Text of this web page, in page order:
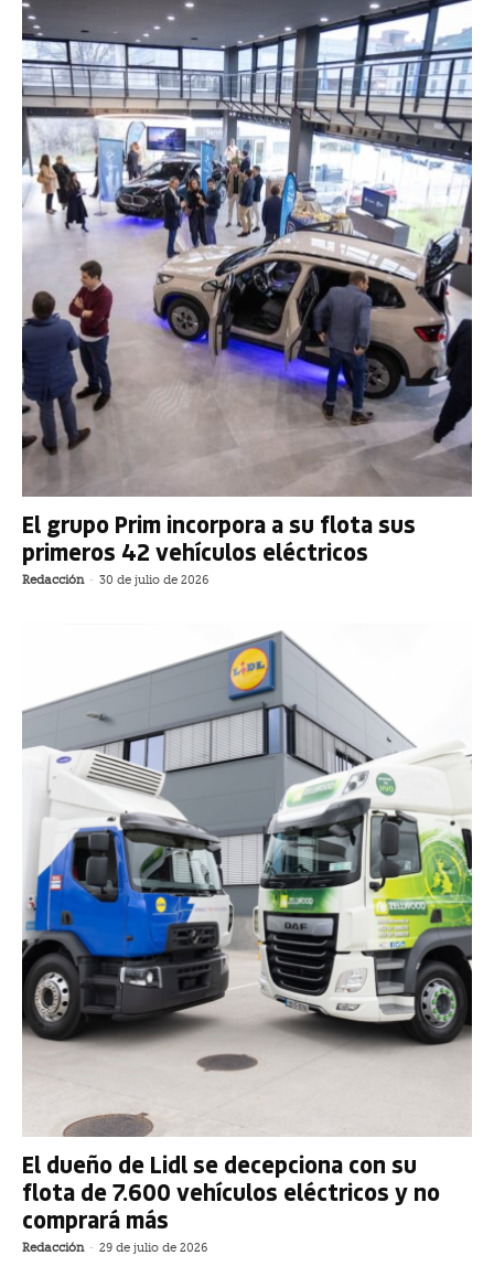
El grupo Prim incorpora a su flota sus
primeros 42 vehículos eléctricos
Redacción - 30 de julio de 2026
El dueño de Lidl se decepciona con su
flota de 7.600 vehículos eléctricos y no
comprará más
Redacción - 29 de julio de 2026